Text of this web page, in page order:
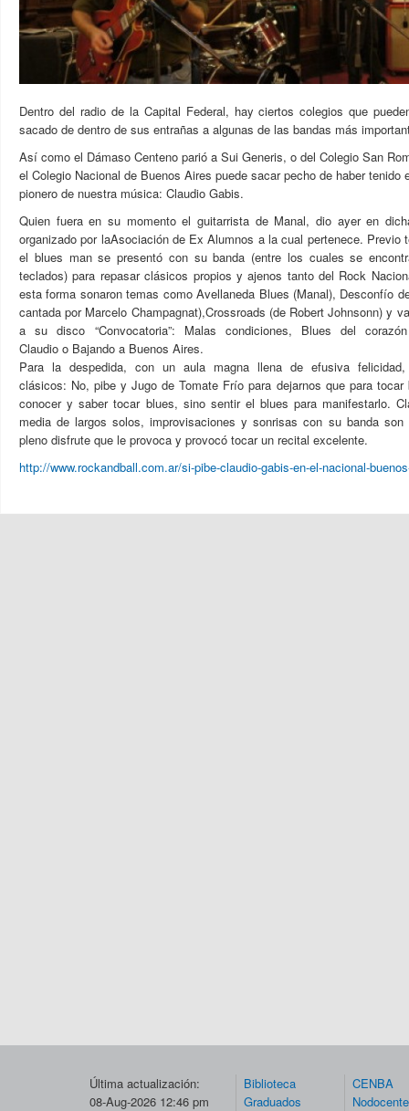
Dentro del radio de la Capital Federal, hay ciertos colegios que
sacado de dentro de sus entrañas a algunas de las bandas más
Así como el Dámaso Centeno parió a Sui Generis, o del Colegio San
el Colegio Nacional de Buenos Aires puede sacar pecho de haber tenido
pionero de nuestra música: Claudio Gabis.
Quien fuera en su momento el guitarrista de Manal, dio ayer en
organizado por laAsociación de Ex Alumnos a la cual pertenece. Previo
el blues man se presentó con su banda (entre los cuales se
teclados) para repasar clásicos propios y ajenos tanto del Rock
esta forma sonaron temas como Avellaneda Blues (Manal), Desconfío
cantada por Marcelo Champagnat),Crossroads (de Robert Johnsonn) y
a su disco “Convocatoria”: Malas condiciones, Blues del
Claudio o Bajando a Buenos Aires.
Para la despedida, con un aula magna llena de efusiva
clásicos: No, pibe y Jugo de Tomate Frío para dejarnos que para
conocer y saber tocar blues, sino sentir el blues para manifestarlo.
media de largos solos, improvisaciones y sonrisas con su banda
pleno disfrute que le provoca y provocó tocar un recital excelente.
http://www.rockandball.com.ar/si-pibe-claudio-gabis-en-el-nacional-
Última actualización:
08-Aug-2026 12:46 pm
Biblioteca
Graduados
CENBA